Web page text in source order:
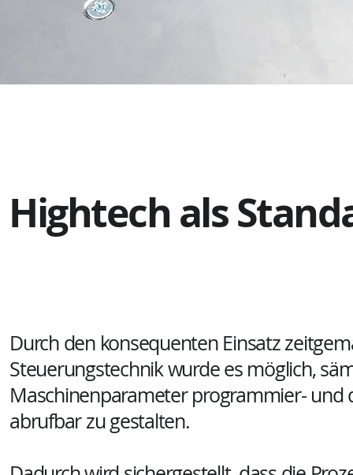
Hightech als
Durch den konsequenten Einsatz
Steuerungstechnik wurde es möglich,
Maschinenparameter programmier- und
abrufbar zu gestalten.